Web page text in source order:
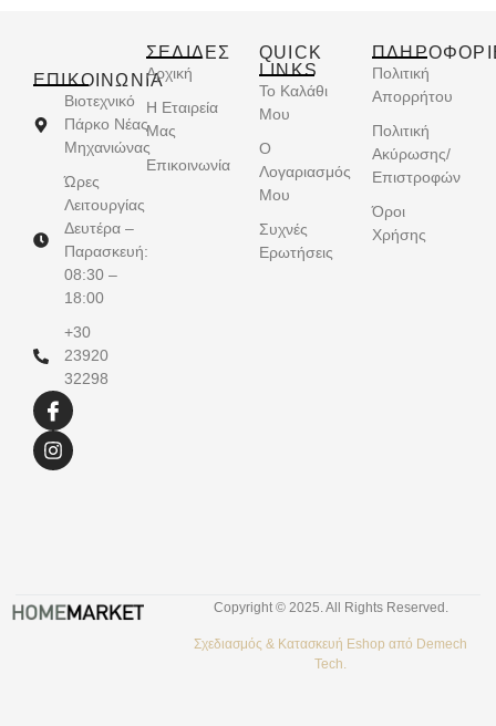
ΕΠΙΚΟΙΝΩΝΊΑ
Βιοτεχνικό
Πάρκο Νέας
Μηχανιώνας
Ώρες
Λειτουργίας
Δευτέρα –
Παρασκευή:
08:30 –
18:00
+30
23920
32298
ΣΕΛΙΔΕΣ
Αρχική
Η Εταιρεία
Μας
Επικοινωνία
QUICK
LINKS
Το Καλάθι
Μου
Ο
Λογαριασμός
Μου
Συχνές
Ερωτήσεις
Πολιτική
Απορρήτου
Πολιτική
Ακύρωσης/
Επιστροφών
Όροι
Χρήσης
Copyright © 2025. All Rights Reserved.
Σχεδιασμός & Κατασκευή Eshop από Demech
Tech.